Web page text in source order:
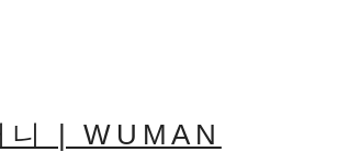
니 | WUMAN